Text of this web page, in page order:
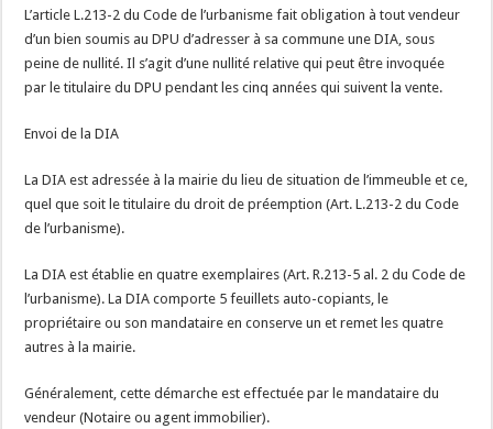
L’article L.213-2 du Code de l’urbanisme fait obligation à tout vendeur
d’un bien soumis au DPU d’adresser à sa commune une DIA, sous
peine de nullité. Il s’agit d’une nullité relative qui peut être invoquée
par le titulaire du DPU pendant les cinq années qui suivent la vente.
Envoi de la DIA
La DIA est adressée à la mairie du lieu de situation de l’immeuble et ce,
quel que soit le titulaire du droit de préemption (Art. L.213-2 du Code
de l’urbanisme).
La DIA est établie en quatre exemplaires (Art. R.213-5 al. 2 du Code de
l’urbanisme). La DIA comporte 5 feuillets auto-copiants, le
propriétaire ou son mandataire en conserve un et remet les quatre
autres à la mairie.
Généralement, cette démarche est effectuée par le mandataire du
vendeur (Notaire ou agent immobilier).